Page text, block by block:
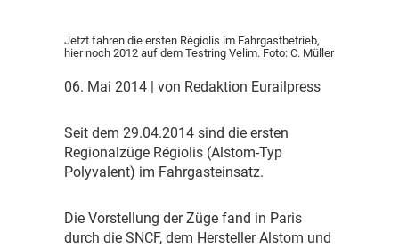
Jetzt fahren die ersten Régiolis im Fahrgastbetrieb,
hier noch 2012 auf dem Testring Velim. Foto: C. Müller
06. Mai 2014 | von Redaktion Eurailpress
Seit dem 29.04.2014 sind die ersten
Regionalzüge Régiolis (Alstom-Typ
Polyvalent) im Fahrgasteinsatz.
Die Vorstellung der Züge fand in Paris
durch die SNCF, dem Hersteller Alstom und